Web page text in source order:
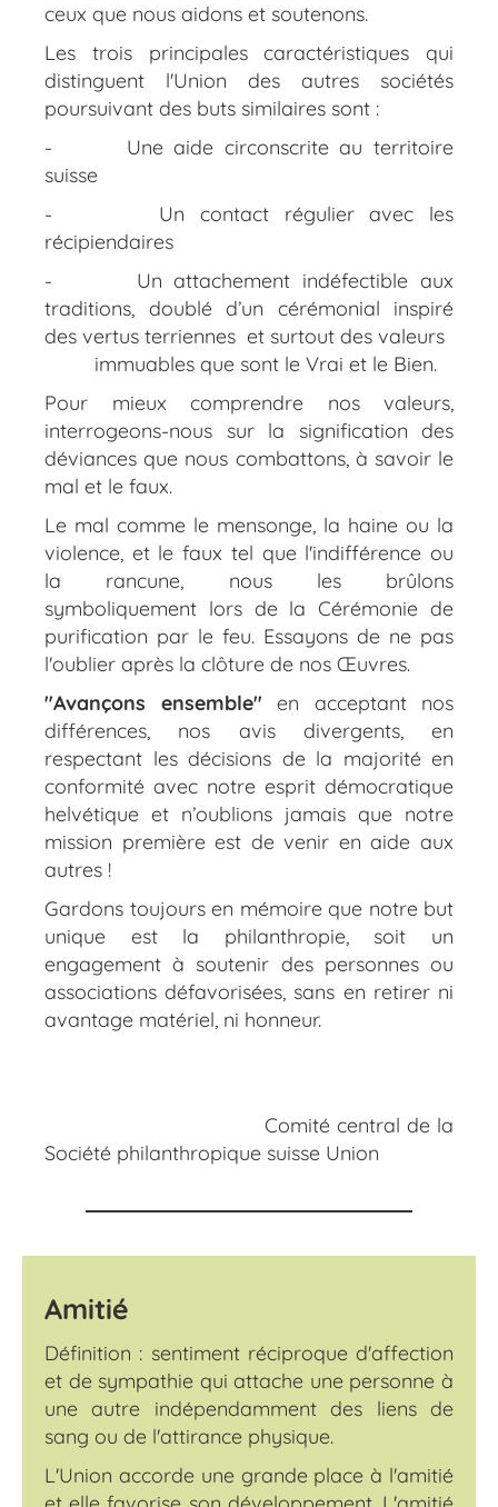
ceux que nous aidons et soutenons.
Les trois principales caractéristiques qui
distinguent l'Union des autres sociétés
poursuivant des buts similaires sont :
- Une aide circonscrite au territoire
suisse
- Un contact régulier avec les
récipiendaires
- Un attachement indéfectible aux
traditions, doublé d’un cérémonial inspiré
des vertus terriennes et surtout des valeurs
immuables que sont le Vrai et le Bien.
Pour mieux comprendre nos valeurs,
interrogeons-nous sur la signification des
déviances que nous combattons, à savoir le
mal et le faux.
Le mal comme le mensonge, la haine ou la
violence, et le faux tel que l'indifférence ou
la rancune, nous les brûlons
symboliquement lors de la Cérémonie de
purification par le feu. Essayons de ne pas
l'oublier après la clôture de nos Œuvres.
"Avançons ensemble" en acceptant nos
différences, nos avis divergents, en
respectant les décisions de la majorité en
conformité avec notre esprit démocratique
helvétique et n’oublions jamais que notre
mission première est de venir en aide aux
autres !
Gardons toujours en mémoire que notre but
unique est la philanthropie, soit un
engagement à soutenir des personnes ou
associations défavorisées, sans en retirer ni
avantage matériel, ni honneur.
Comité central de la
Société philanthropique suisse Union
Amitié
Définition : sentiment réciproque d'affection
et de sympathie qui attache une personne à
une autre indépendamment des liens de
sang ou de l'attirance physique.
L'Union accorde une grande place à l'amitié